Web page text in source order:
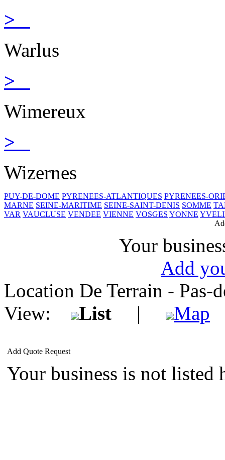
>
Warlus
>
Wimereux
>
Wizernes
PUY-DE-DOME PYRENEES-ATLANTIQUES PYRENEES-
MARNE SEINE-MARITIME SEINE-SAINT-DENIS SOMME
VAR VAUCLUSE VENDEE VIENNE VOSGES YONNE
Your
Add
Location De Terrain - Pas-
View:
List | Map
Add Quote Request
Your business is not listed